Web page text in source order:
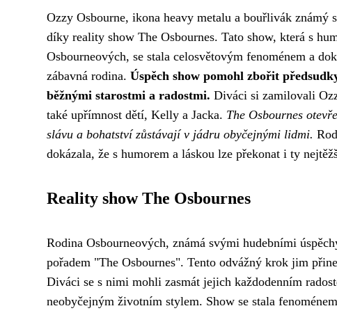
Ozzy Osbourne, ikona heavy metalu a bouřlivák známý
díky reality show The Osbournes. Tato show, která s
Osbourneových, se stala celosvětovým fenoménem a
zábavná rodina. Úspěch show pomohl zbořit
běžnými starostmi a radostmi. Diváci si zamilovali
také upřímnost dětí, Kelly a Jacka. The Osbournes
slávu a bohatství zůstávají v jádru obyčejnými lidmi.
dokázala, že s humorem a láskou lze překonat i ty
Reality show The Osbournes
Rodina Osbourneových, známá svými hudebními
pořadem "The Osbournes". Tento odvážný krok jim
Diváci se s nimi mohli zasmát jejich každodenním
neobyčejným životním stylem. Show se stala